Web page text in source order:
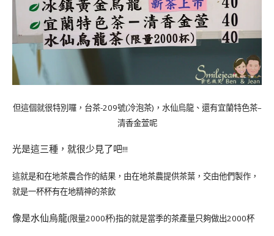
但這個就很特別囉，台茶-209號(冷泡茶) ，水仙烏龍、還有宜蘭特色茶–
清香金萱呢
光是這三種，就很少見了吧!!!
這就是和在地茶農合作的結果，由在地茶農提供茶葉，交由他們製作，
就是一杯杯有在地精神的茶飲
像是水仙烏龍(限量2000杯)指的就是當季的茶產量只夠做出2000杯